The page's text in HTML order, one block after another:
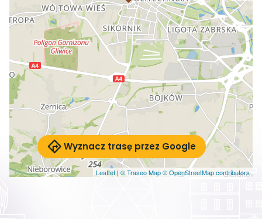
Leaflet | © Traseo Map© OpenStreetMap contributors
Wyznacz trasę przez Google